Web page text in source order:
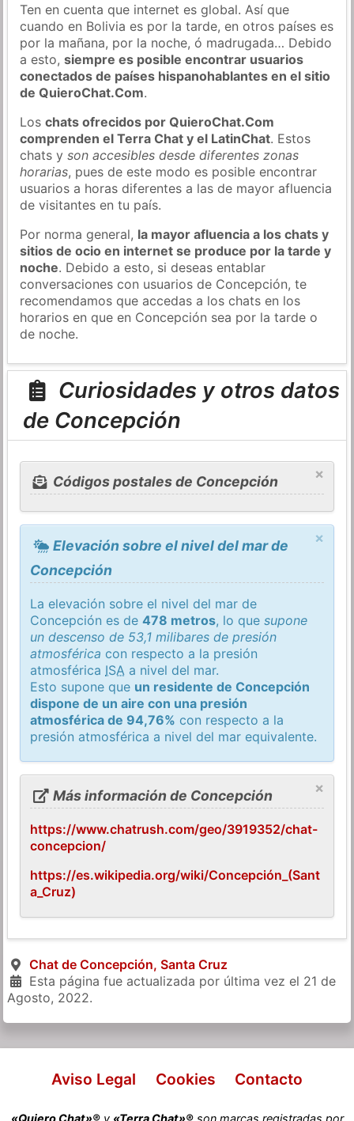
Ten en cuenta que internet es global. Así que
cuando en Bolivia es por la tarde, en otros países es
por la mañana, por la noche, ó madrugada… Debido
a esto,siempre es posible encontrar usuarios
conectados de países hispanohablantes en el sitio
de QuieroChat.Com.
Loschats ofrecidos por QuieroChat.Com
comprenden el Terra Chat y el LatinChat. Estos
chats yson accesibles desde diferentes zonas
horarias, pues de este modo es posible encontrar
usuarios a horas diferentes a las de mayor afluencia
de visitantes en tu país.
Por norma general, la mayor afluencia a los chats y
sitios de ocio en internet se produce por la tarde y
noche. Debido a esto, si deseas entablar
conversaciones con usuarios de Concepción, te
recomendamos que accedas a los chats en los
horarios en que en Concepción sea por la tarde o
de noche.
Curiosidades y otros datos
de Concepción
×
Códigos postales de Concepción
×
Elevación sobre el nivel del mar de
Concepción
La elevación sobre el nivel del mar de
Concepción es de478 metros, lo quesupone
un descenso de 53,1 milibares de presión
atmosférica con respecto a la presión
atmosférica ISA a nivel del mar.
Esto supone que un residente de Concepción
dispone de un aire con una presión
atmosférica de 94,76% con respecto a la
presión atmosférica a nivel del mar equivalente.
×
Más información de Concepción
https://www.chatrush.com/geo/3919352/chat-
concepcion/
https://es.wikipedia.org/wiki/Concepción_(Sant
a_Cruz)
Chat de Concepción, Santa Cruz
Esta página fue actualizada por última vez el 21 de
Agosto, 2022.
Aviso Legal Cookies Contacto
«Quiero Chat»®y «Terra Chat»®son marcas registradas por